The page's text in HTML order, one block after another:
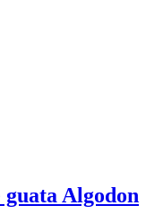
guata Algodon